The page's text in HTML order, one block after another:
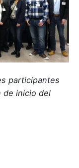
participantes
de inicio del